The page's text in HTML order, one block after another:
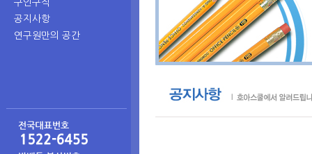
구인구직
공지사항
연구원만의 공간